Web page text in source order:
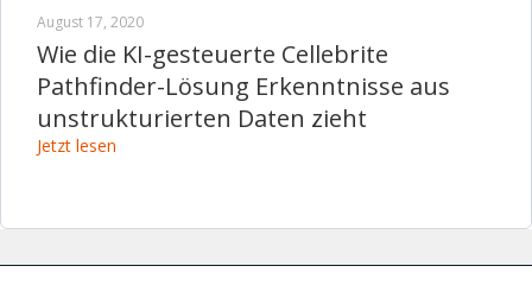
August 17, 2020
Wie die KI-gesteuerte Cellebrite
Pathfinder-Lösung Erkenntnisse aus
unstrukturierten Daten zieht
Jetzt lesen